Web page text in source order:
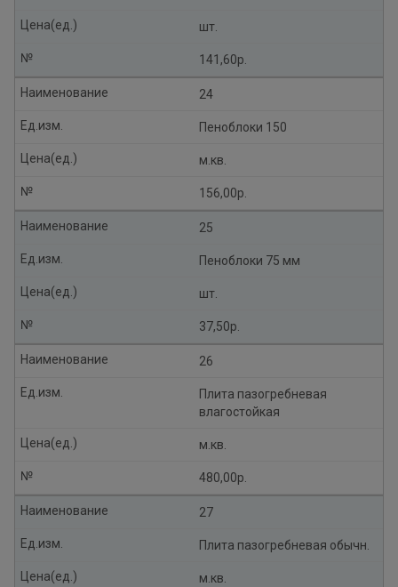
шт.
Цена(ед.)
141,60р.
№
24
Наименование
Пеноблоки 150
Ед.изм.
м.кв.
Цена(ед.)
156,00р.
№
25
Наименование
Пеноблоки 75 мм
Ед.изм.
шт.
Цена(ед.)
37,50р.
№
26
Наименование
Плита пазогребневая
влагостойкая
Ед.изм.
м.кв.
Цена(ед.)
480,00р.
№
27
Наименование
Плита пазогребневая обычн.
Ед.изм.
м.кв.
Цена(ед.)